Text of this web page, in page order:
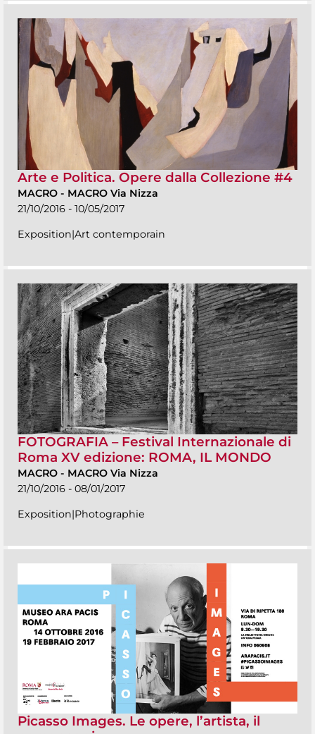
Arte e Politica. Opere dalla Collezione #4
MACRO - MACRO Via Nizza
21/10/2016 - 10/05/2017
Exposition|Art contemporain
FOTOGRAFIA – Festival Internazionale di
Roma XV edizione: ROMA, IL MONDO
MACRO - MACRO Via Nizza
21/10/2016 - 08/01/2017
Exposition|Photographie
Picasso Images. Le opere, l’artista, il